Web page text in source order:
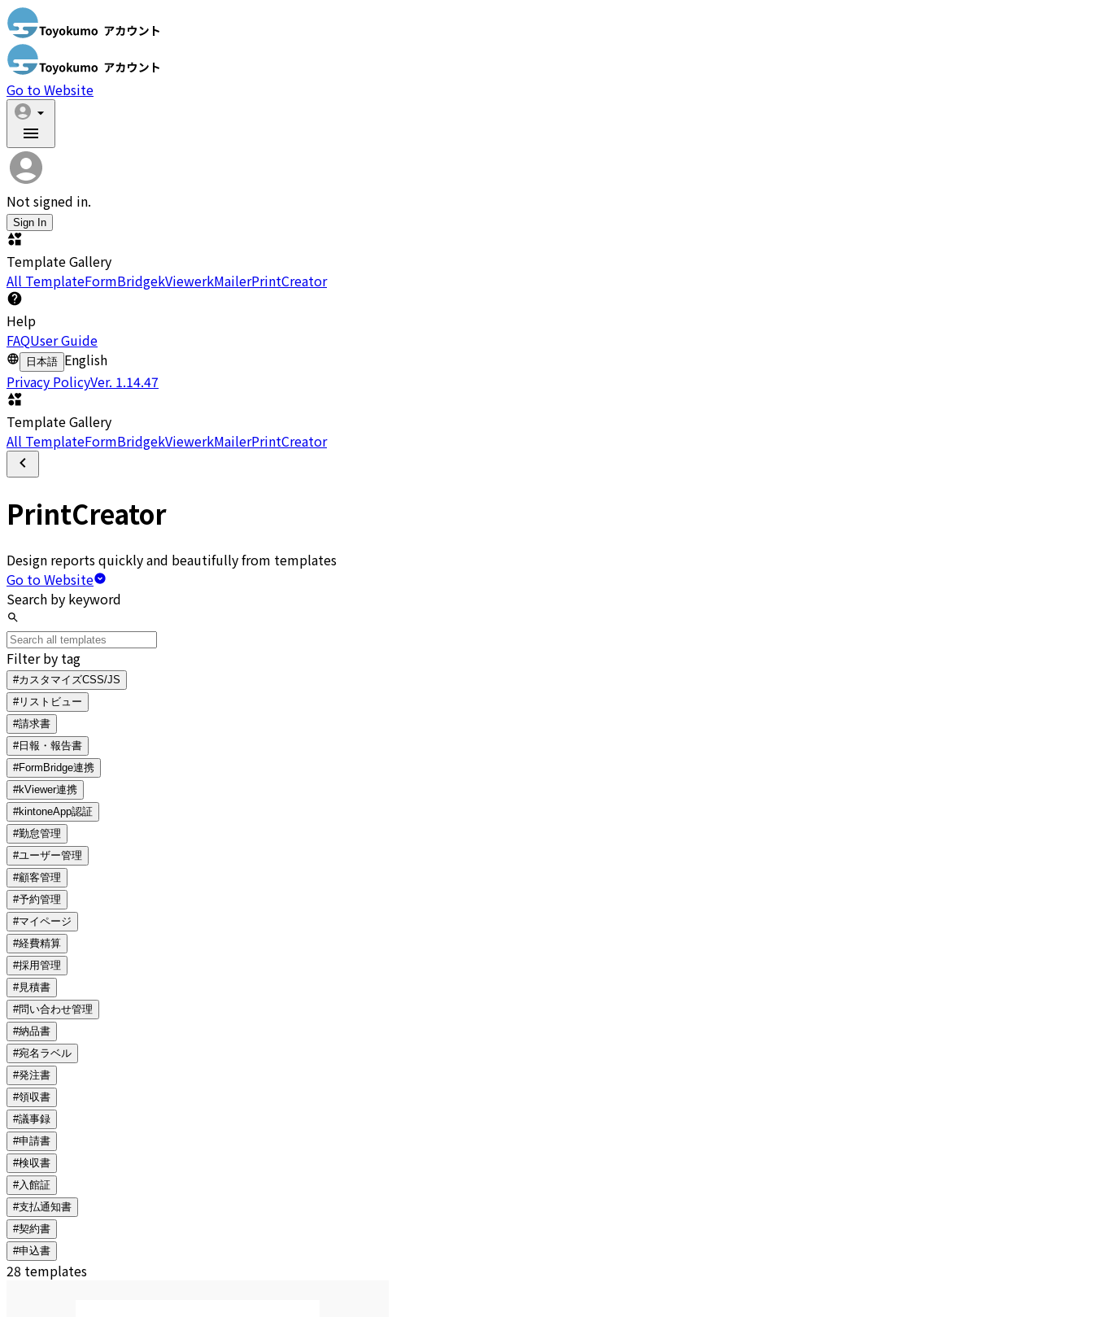
Go to Website
Not signed in.
Sign In
Template Gallery
All TemplateFormBridgekViewerkMailerPrintCreator
Help
FAQUser Guide
日本語 English
Privacy PolicyVer. 1.14.47
Template Gallery
All TemplateFormBridgekViewerkMailerPrintCreator
PrintCreator
Design reports quickly and beautifully from templates
Go to Website
Search by keyword
Filter by tag
#カスタマイズCSS/JS
#リストビュー
#請求書
#日報・報告書
#FormBridge連携
#kViewer連携
#kintoneApp認証
#勤怠管理
#ユーザー管理
#顧客管理
#予約管理
#マイページ
#経費精算
#採用管理
#見積書
#問い合わせ管理
#納品書
#宛名ラベル
#発注書
#領収書
#議事録
#申請書
#検収書
#入館証
#支払通知書
#契約書
#申込書
28 templates